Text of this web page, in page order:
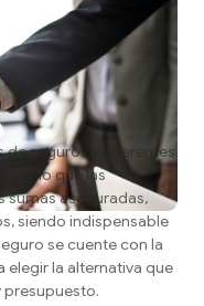
de seguros y diferentes
por lo que las
sumas aseguradas,
siendo indispensable
se cuente con la
elegir la alternativa que
presupuesto.